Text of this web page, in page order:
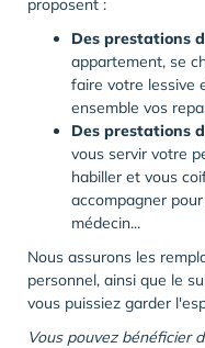
proposent :
Des prestations
appartement, se
faire votre lessive
ensemble vos
Des prestations
vous servir votre
habiller et vous
accompagner
médecin...
Nous assurons les
personnel, ainsi que le
vous puissiez garder
Vous pouvez bénéficier